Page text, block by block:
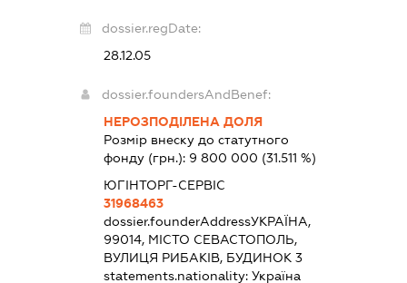
dossier.regDate:
28.12.05
dossier.foundersAndBenef:
НЕРОЗПОДІЛЕНА ДОЛЯ
Розмір внеску до статутного
фонду (грн.): 9 800 000 (31.511 %)
ЮГІНТОРГ-СЕРВІС
31968463
dossier.founderAddressУКРАЇНА,
99014, МІСТО СЕВАСТОПОЛЬ,
ВУЛИЦЯ РИБАКІВ, БУДИНОК 3
statements.nationality:Україна